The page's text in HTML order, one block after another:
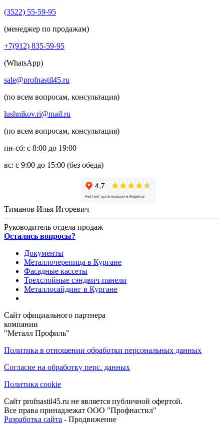
(3522) 55-59-95
(менеджер по продажам)
+7(912) 835-59-95
(WhatsApp)
sale@profnastil45.ru
(по всем вопросам, консультация)
lushnikov.ri@mail.ru
(по всем вопросам, консультация)
пн-сб: с 8:00 до 19:00
вс: с 9:00 до 15:00 (без обеда)
Тиманов Илья Игоревич
Руководитель отдела продаж
Остались вопросы?
Документы
Металлочерепица в Кургане
Фасадные кассеты
Трехслойные сэндвич-панели
Металлосайдинг в Кургане
Сайт официального партнера
компании
"Металл Профиль"
Политика в отношении обработки персональных данных
Согласие на обработку перс. данных
Политика cookie
Сайт profnastil45.ru не является публичной офертой.
Все права принадлежат ООО "Профнастил"
Разработка сайта - Продвижение